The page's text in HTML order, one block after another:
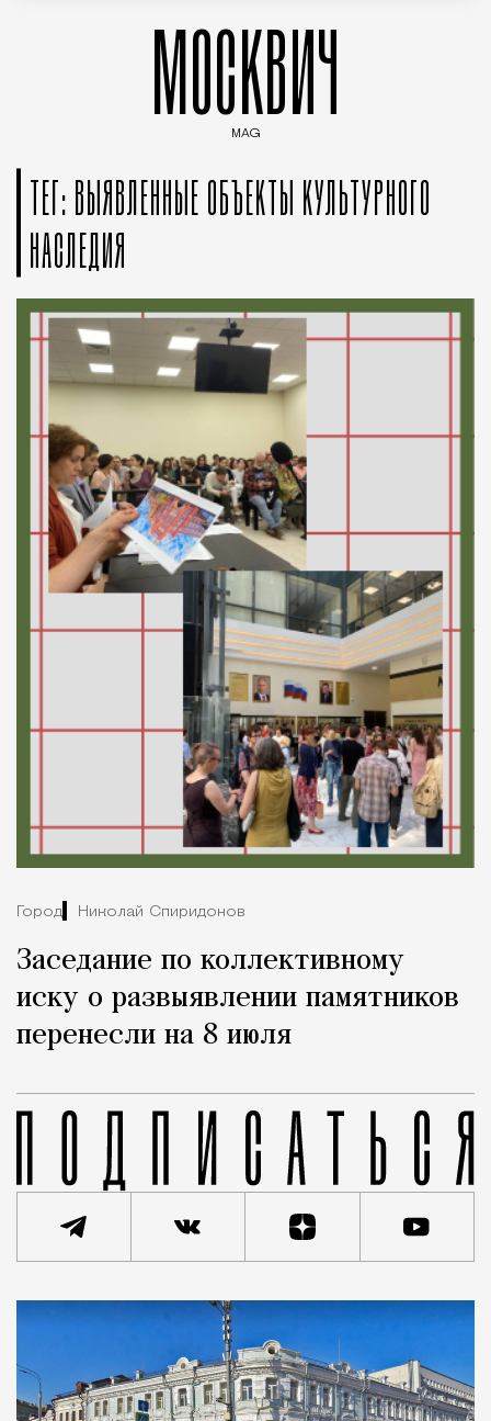
МОСКВИЧ
MAG
ТЕГ: ВЫЯВЛЕННЫЕ ОБЪЕКТЫ КУЛЬТУРНОГО
НАСЛЕДИЯ
Город Николай Спиридонов
Заседание по коллективному
иску о развыявлении памятников
перенесли на 8 июля